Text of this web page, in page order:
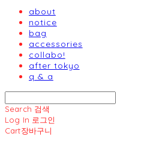
about
notice
bag
accessories
collabo!
after tokyo
q & a
Search 검색
Log In 로그인
Cart장바구니